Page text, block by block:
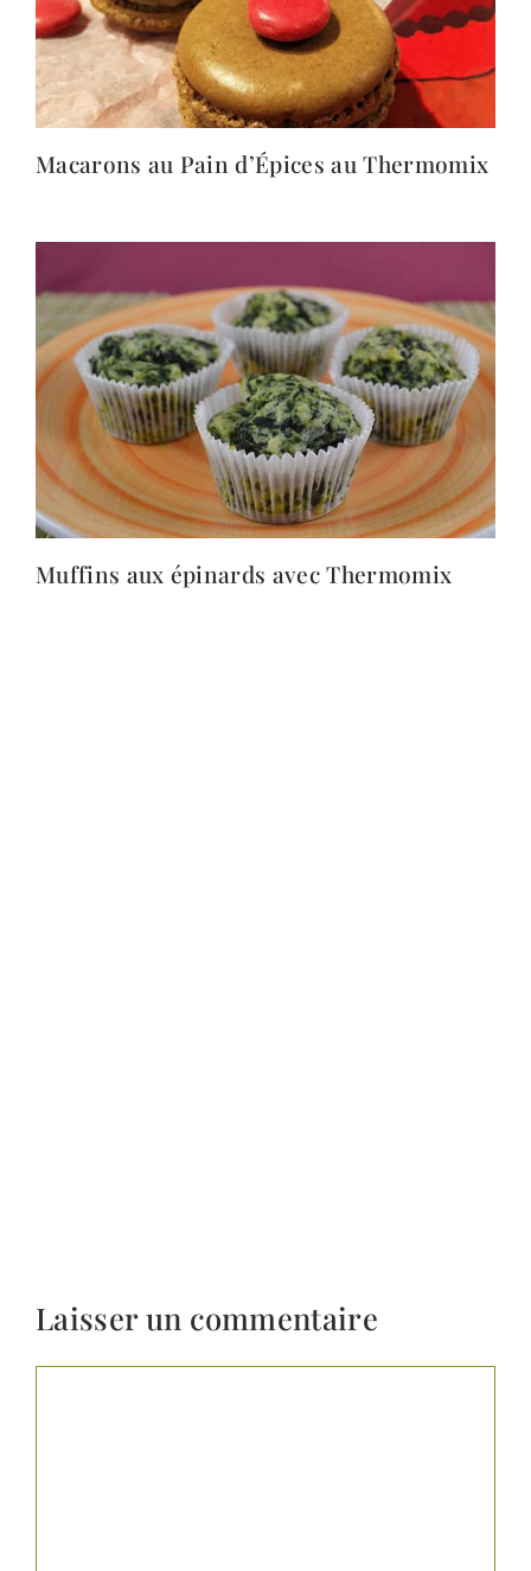
Macarons au Pain d’Épices au Thermomix
Muffins aux épinards avec Thermomix
Laisser un commentaire